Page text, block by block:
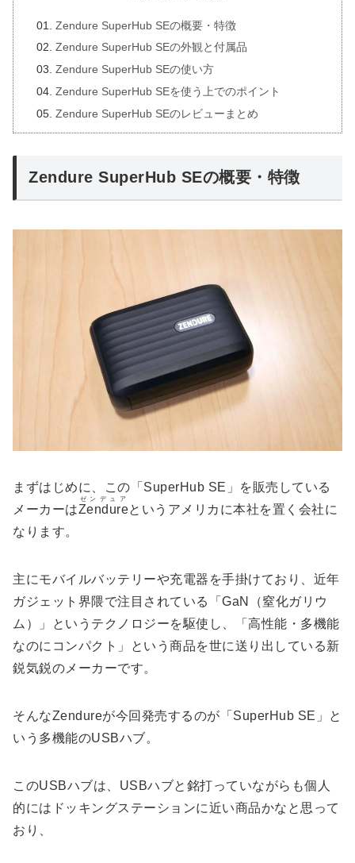
Zendure SuperHub SEの概要・特徴
Zendure SuperHub SEの外観と付属品
Zendure SuperHub SEの使い方
Zendure SuperHub SEを使う上でのポイント
Zendure SuperHub SEのレビューまとめ
Zendure SuperHub SEの概要・特徴
まずはじめに、この「SuperHub SE」を販売している
メーカーはZendure
ゼンデュア
というアメリカに本社を置く会社に
なります。
主にモバイルバッテリーや充電器を手掛けており、近年
ガジェット界隈で注目されている「GaN（窒化ガリウ
ム）」というテクノロジーを駆使し、「高性能・多機能
なのにコンパクト」という商品を世に送り出している新
鋭気鋭のメーカーです。
そんなZendureが今回発売するのが「SuperHub SE」と
いう多機能のUSBハブ。
このUSBハブは、USBハブと銘打っていながらも個人
的にはドッキングステーションに近い商品かなと思って
おり、